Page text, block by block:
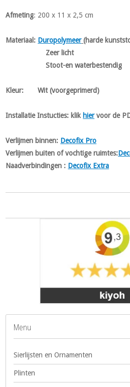
Afmeting: 200 x 11 x 2,5 cm
Materiaal : Duropolymeer (harde
Zeer licht
Stoot-en waterbestendig
Kleur:Wit (voorgeprimerd)
Installatie Instucties: klik hiervoor de
Verlijmen binnen: Decofix Pro
Verlijmen buiten of vochtige ruimtes:
Naadverbindingen : Decofix Extra
Menu
Sierlijsten en Ornamenten
Plinten